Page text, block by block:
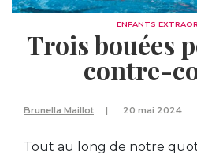
ENFANTS
Trois bouées
contre-
Brunella Maillot 20 mai 2024
Tout au long de notre